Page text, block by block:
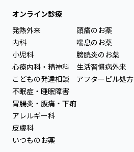
オンライン診療
発熱外来
内科
小児科
心療内科・精神科
こどもの発達相談
不眠症・睡眠障害
胃腸炎・腹痛・下痢
アレルギー科
皮膚科
いつものお薬
頭痛のお薬
喘息のお薬
膀胱炎のお薬
生活習慣病外来
アフターピル処方